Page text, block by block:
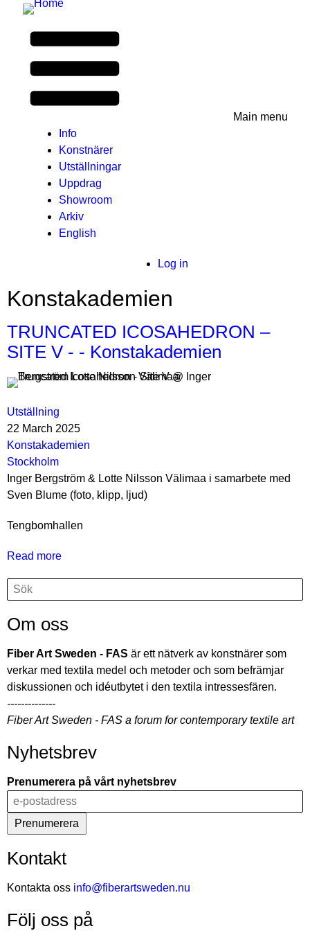
Main menu
Info
Konstnärer
Utställningar
Uppdrag
Showroom
Arkiv
English
User
menu
Log in
Konstakademien
TRUNCATED ICOSAHEDRON –
SITE V - - Konstakademien
Utställning
22 March 2025
Konstakademien
Stockholm
Inger Bergström & Lotte Nilsson Välimaa i samarbete med
Sven Blume (foto, klipp, ljud)
Tengbomhallen
Read more
SITE
-
-
Konstakademien
Search
Search
Om oss
Fiber Art Sweden - FAS är ett nätverk av konstnärer som
verkar med textila medel och metoder och som befrämjar
diskussionen och idéutbytet i den textila intressesfären.
--------------
Fiber Art Sweden - FAS a forum for contemporary textile art
Nyhetsbrev
Prenumerera på vårt nyhetsbrev
Kontakt
Kontakta oss info@fiberartsweden.nu
Följ oss på